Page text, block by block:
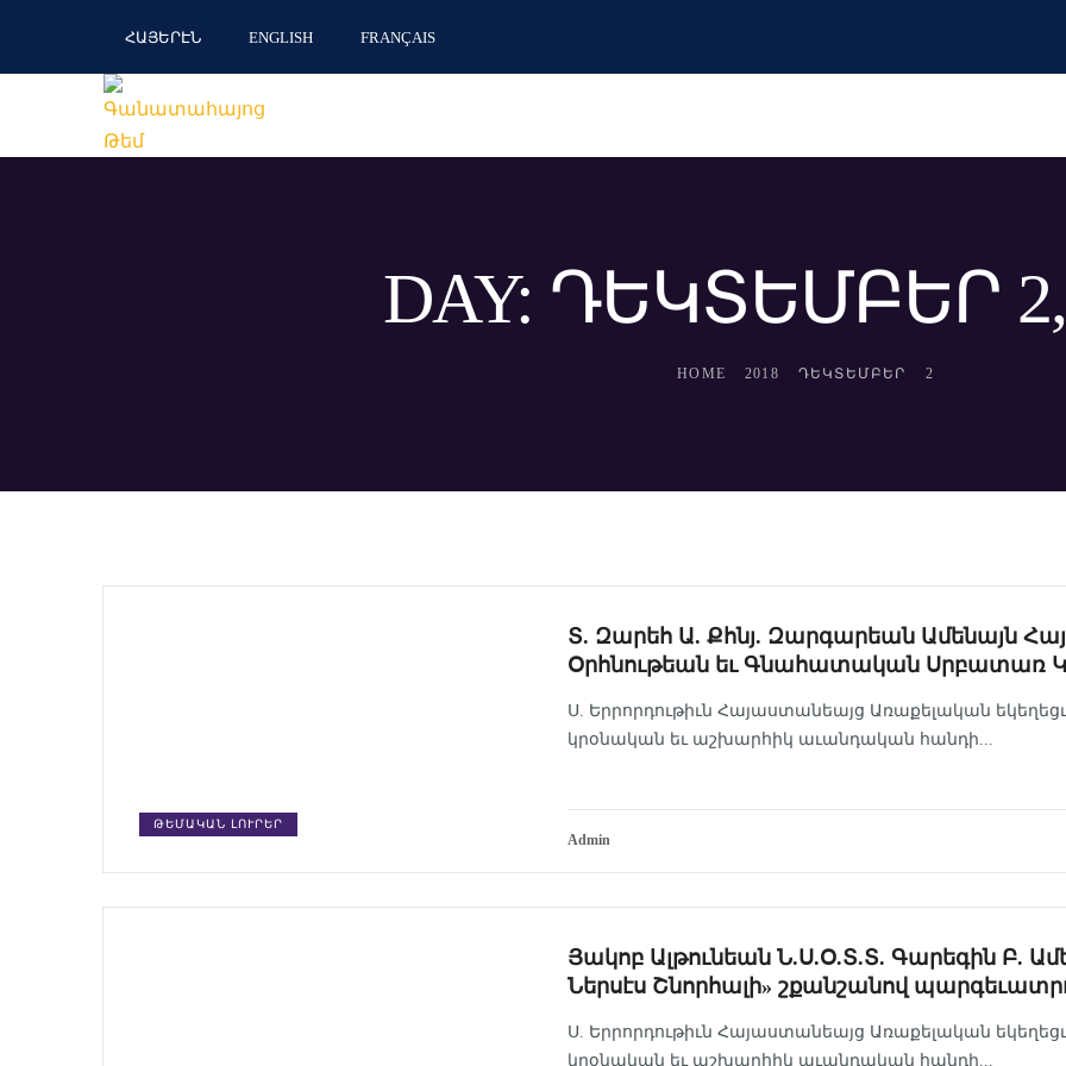
ՀԱՅԵՐԷՆ ENGLISH FRANÇAIS
DAY: ԴԵԿՏԵՄԲԵՐ 2,
HOME 2018 ԴԵԿՏԵՄԲԵՐ 2
ԹԵՄԱԿԱՆ ԼՈՒՐԵՐ
Տ. Զարեհ Ա. Քհնյ. Զարգարեան Ամենայն
Օրհնութեան եւ Գնահատական Սրբատառ
Ս. Երրորդութիւն Հայաստանեայց Առաքելական
կրօնական եւ աշխարհիկ աւանդական հանդի...
Admin
Յակոբ Ալթունեան Ն.Ս.Օ.Տ.Տ. Գարեգին Բ.
Ներսէս Շնորհալի» շքանշանով
Ս. Երրորդութիւն Հայաստանեայց Առաքելական
կրօնական եւ աշխարհիկ աւանդական հանդի...